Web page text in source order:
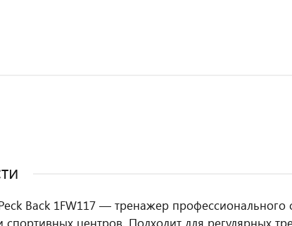
Back 1FW117 — тренажер профессионального
центров. Подходит для регулярных